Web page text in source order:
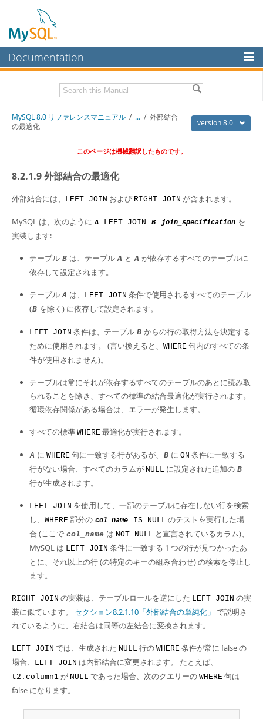
Documentation
MySQL Enterprise
Workbench
Connectors
More
MySQL.com
Developer Zone
Download this Manual version 8.0
MySQL 8.0 リファレンスマニュアル / ... / 外部結合
の最適化
このページは機械翻訳したものです。
8.2.1.9 外部結合の最適化
外部結合には、 LEFT JOIN および RIGHT JOIN が含まれます。
MySQL は、次のように A LEFT JOIN B join_specification を
実装します:
テーブル B は、テーブル A と A が依存するすべてのテーブルに
依存して設定されます。
テーブル A は、 LEFT JOIN 条件で使用されるすべてのテーブル
(B を除く) に依存して設定されます。
LEFT JOIN 条件は、テーブル B からの行の取得方法を決定する
ために使用されます。 (言い換えると、 WHERE 句内のすべての条
件が使用されません)。
テーブルは常にそれが依存するすべてのテーブルのあとに読み取
られることを除き、すべての標準の結合最適化が実行されます。
循環依存関係がある場合は、エラーが発生します。
すべての標準 WHERE 最適化が実行されます。
A に WHERE 句に一致する行があるが、 B に ON 条件に一致する
行がない場合、すべてのカラムが NULL に設定された追加の B
行が生成されます。
LEFT JOIN を使用して、一部のテーブルに存在しない行を検索
し、 WHERE 部分の col_name IS NULL のテストを実行した場
合 (ここで col_name は NOT NULL と宣言されているカラム)、
MySQL は LEFT JOIN 条件に一致する 1 つの行が見つかったあ
とに、それ以上の行 (の特定のキーの組み合わせ) の検索を停止し
ます。
RIGHT JOIN の実装は、テーブルロールを逆にした LEFT JOIN の実
装に似ています。 セクション8.2.1.10「外部結合の単純化」 で説明さ
れているように、右結合は同等の左結合に変換されます。
LEFT JOIN では、生成された NULL 行の WHERE 条件が常に false の
場合、
LEFT JOIN は内部結合に変更されます。 たとえば、
t2.column1 が NULL であった場合、次のクエリーの WHERE 句は
false になります。